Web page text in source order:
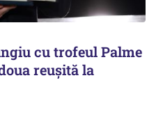
cu trofeul Palme
reușită la